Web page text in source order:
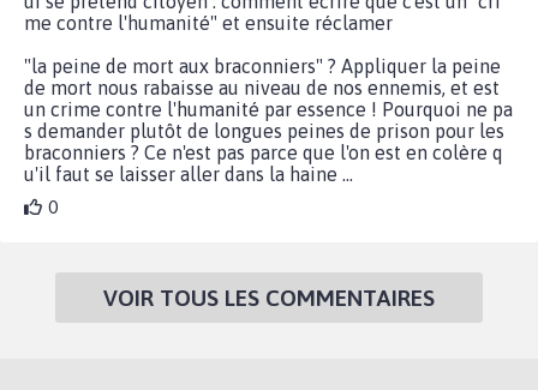
me contre l'humanité" et ensuite réclamer
"la peine de mort aux braconniers" ? Appliquer la peine
de mort nous rabaisse au niveau de nos ennemis, et est
un crime contre l'humanité par essence ! Pourquoi ne pa
s demander plutôt de longues peines de prison pour les
braconniers ? Ce n'est pas parce que l'on est en colère q
u'il faut se laisser aller dans la haine ...
0
VOIR TOUS LES COMMENTAIRES